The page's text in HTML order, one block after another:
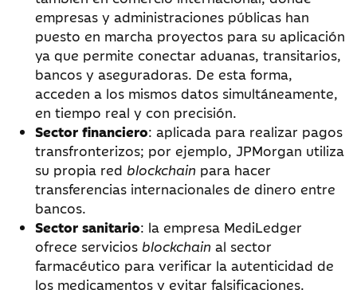
empresas y administraciones públicas han
puesto en marcha proyectos para su aplicación
ya que permite conectar aduanas, transitarios,
bancos y aseguradoras. De esta forma,
acceden a los mismos datos simultáneamente,
en tiempo real y con precisión.
Sector financiero: aplicada para realizar pagos
transfronterizos; por ejemplo, JPMorgan utiliza
su propia red blockchain para hacer
transferencias internacionales de dinero entre
bancos.
Sector sanitario: la empresa MediLedger
ofrece servicios blockchain al sector
farmacéutico para verificar la autenticidad de
los medicamentos y evitar falsificaciones.